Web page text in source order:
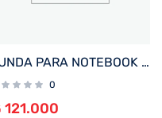
FUNDA PARA NOTEBOOK FTX SEDA-BD 14.1″ BORDO
0
121.000